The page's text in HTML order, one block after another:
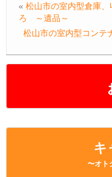
キ
〜オト
b
o
o
« 松山市の室内型倉庫
ろ ～遺品～
松山市の室内型コン